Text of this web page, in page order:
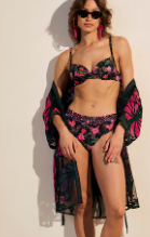
nastavení
na dotek a
zvířecí a rostlinné